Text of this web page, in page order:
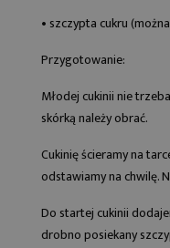
• szczypta cukru
Przygotowanie:
Młodej cukinii nie
skórką należy obrać.
Cukinię ścieramy na
odstawiamy na chwilę.
Do startej cukinii
drobno posiekany